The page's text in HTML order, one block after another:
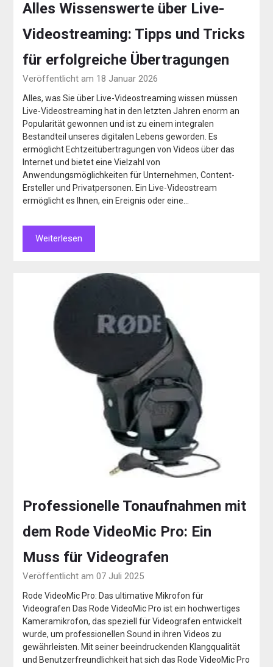
Alles Wissenswerte über Live-
Videostreaming: Tipps und Tricks
für erfolgreiche Übertragungen
Veröffentlicht am 18 Januar 2026
Alles, was Sie über Live-Videostreaming wissen müssen
Live-Videostreaming hat in den letzten Jahren enorm an
Popularität gewonnen und ist zu einem integralen
Bestandteil unseres digitalen Lebens geworden. Es
ermöglicht Echtzeitübertragungen von Videos über das
Internet und bietet eine Vielzahl von
Anwendungsmöglichkeiten für Unternehmen, Content-
Ersteller und Privatpersonen. Ein Live-Videostream
ermöglicht es Ihnen, ein Ereignis oder eine…
Weiterlesen
Professionelle Tonaufnahmen mit
dem Rode VideoMic Pro: Ein
Muss für Videografen
Veröffentlicht am 07 Juli 2025
Rode VideoMic Pro: Das ultimative Mikrofon für
Videografen Das Rode VideoMic Pro ist ein hochwertiges
Kameramikrofon, das speziell für Videografen entwickelt
wurde, um professionellen Sound in ihren Videos zu
gewährleisten. Mit seiner beeindruckenden Klangqualität
und Benutzerfreundlichkeit hat sich das Rode VideoMic Pro